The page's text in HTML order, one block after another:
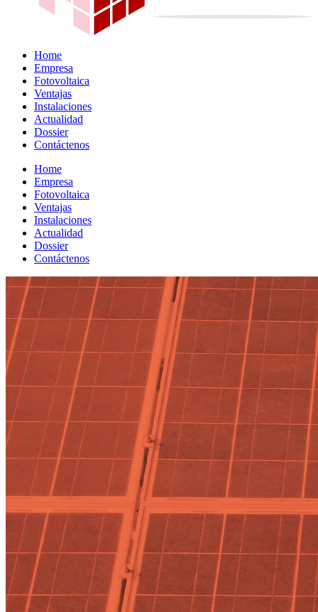
Home
Empresa
Fotovoltaica
Ventajas
Instalaciones
Actualidad
Dossier
Contáctenos
Home
Empresa
Fotovoltaica
Ventajas
Instalaciones
Actualidad
Dossier
Contáctenos